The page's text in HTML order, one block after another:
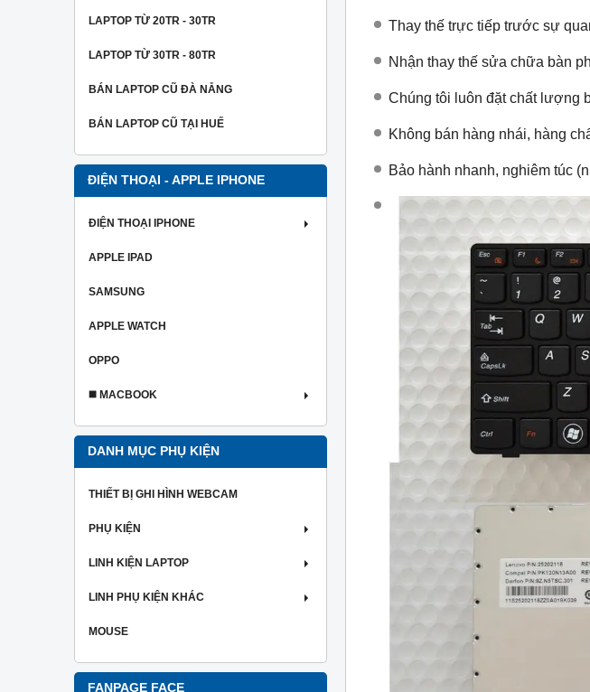
LAPTOP TỪ 20TR - 30TR
LAPTOP TỪ 30TR - 80TR
BÁN LAPTOP CŨ ĐÀ NẴNG
BÁN LAPTOP CŨ TẠI HUẾ
ĐIỆN THOẠI - APPLE IPHONE
ĐIỆN THOẠI IPHONE
APPLE IPAD
SAMSUNG
APPLE WATCH
OPPO
◼️ MACBOOK
DANH MỤC PHỤ KIỆN
THIẾT BỊ GHI HÌNH WEBCAM
PHỤ KIỆN
LINH KIỆN LAPTOP
LINH PHỤ KIỆN KHÁC
MOUSE
FANPAGE FACE
Thay thế trực tiếp trước sự
Nhận thay thế sửa chữa bàn
Chúng tôi luôn đặt chất lượng
Không bán hàng nhái, hàng
Bảo hành nhanh, nghiêm túc